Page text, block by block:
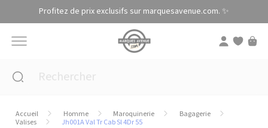
Profitez de prix exclusifs sur marquesavenue.com. ✨
Accueil Homme Maroquinerie
Bagagerie
Valises
Jh001A Val Tr Cab Sl 4Dr 55
Panneau de gestion des cookies